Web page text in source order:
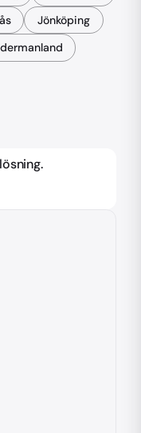
Jönköping